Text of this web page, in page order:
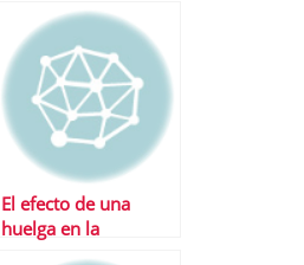
El efecto de una
huelga en la